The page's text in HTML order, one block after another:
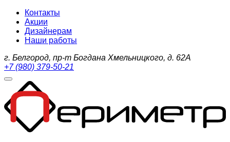
Контакты
Акции
Дизайнерам
Наши работы
г. Белгород, пр-т Богдана Хмельницкого, д. 62А
+7 (980) 379-50-21